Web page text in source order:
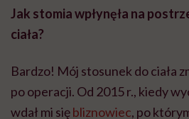
Jak stomia wpłynęła na
ciała?
Bardzo! Mój stosunek do ciała
po operacji. Od 2015 r., kiedy
wdał mi siębliznowiec, po